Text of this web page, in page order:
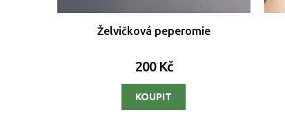
Želvičková peperomie
200 Kč